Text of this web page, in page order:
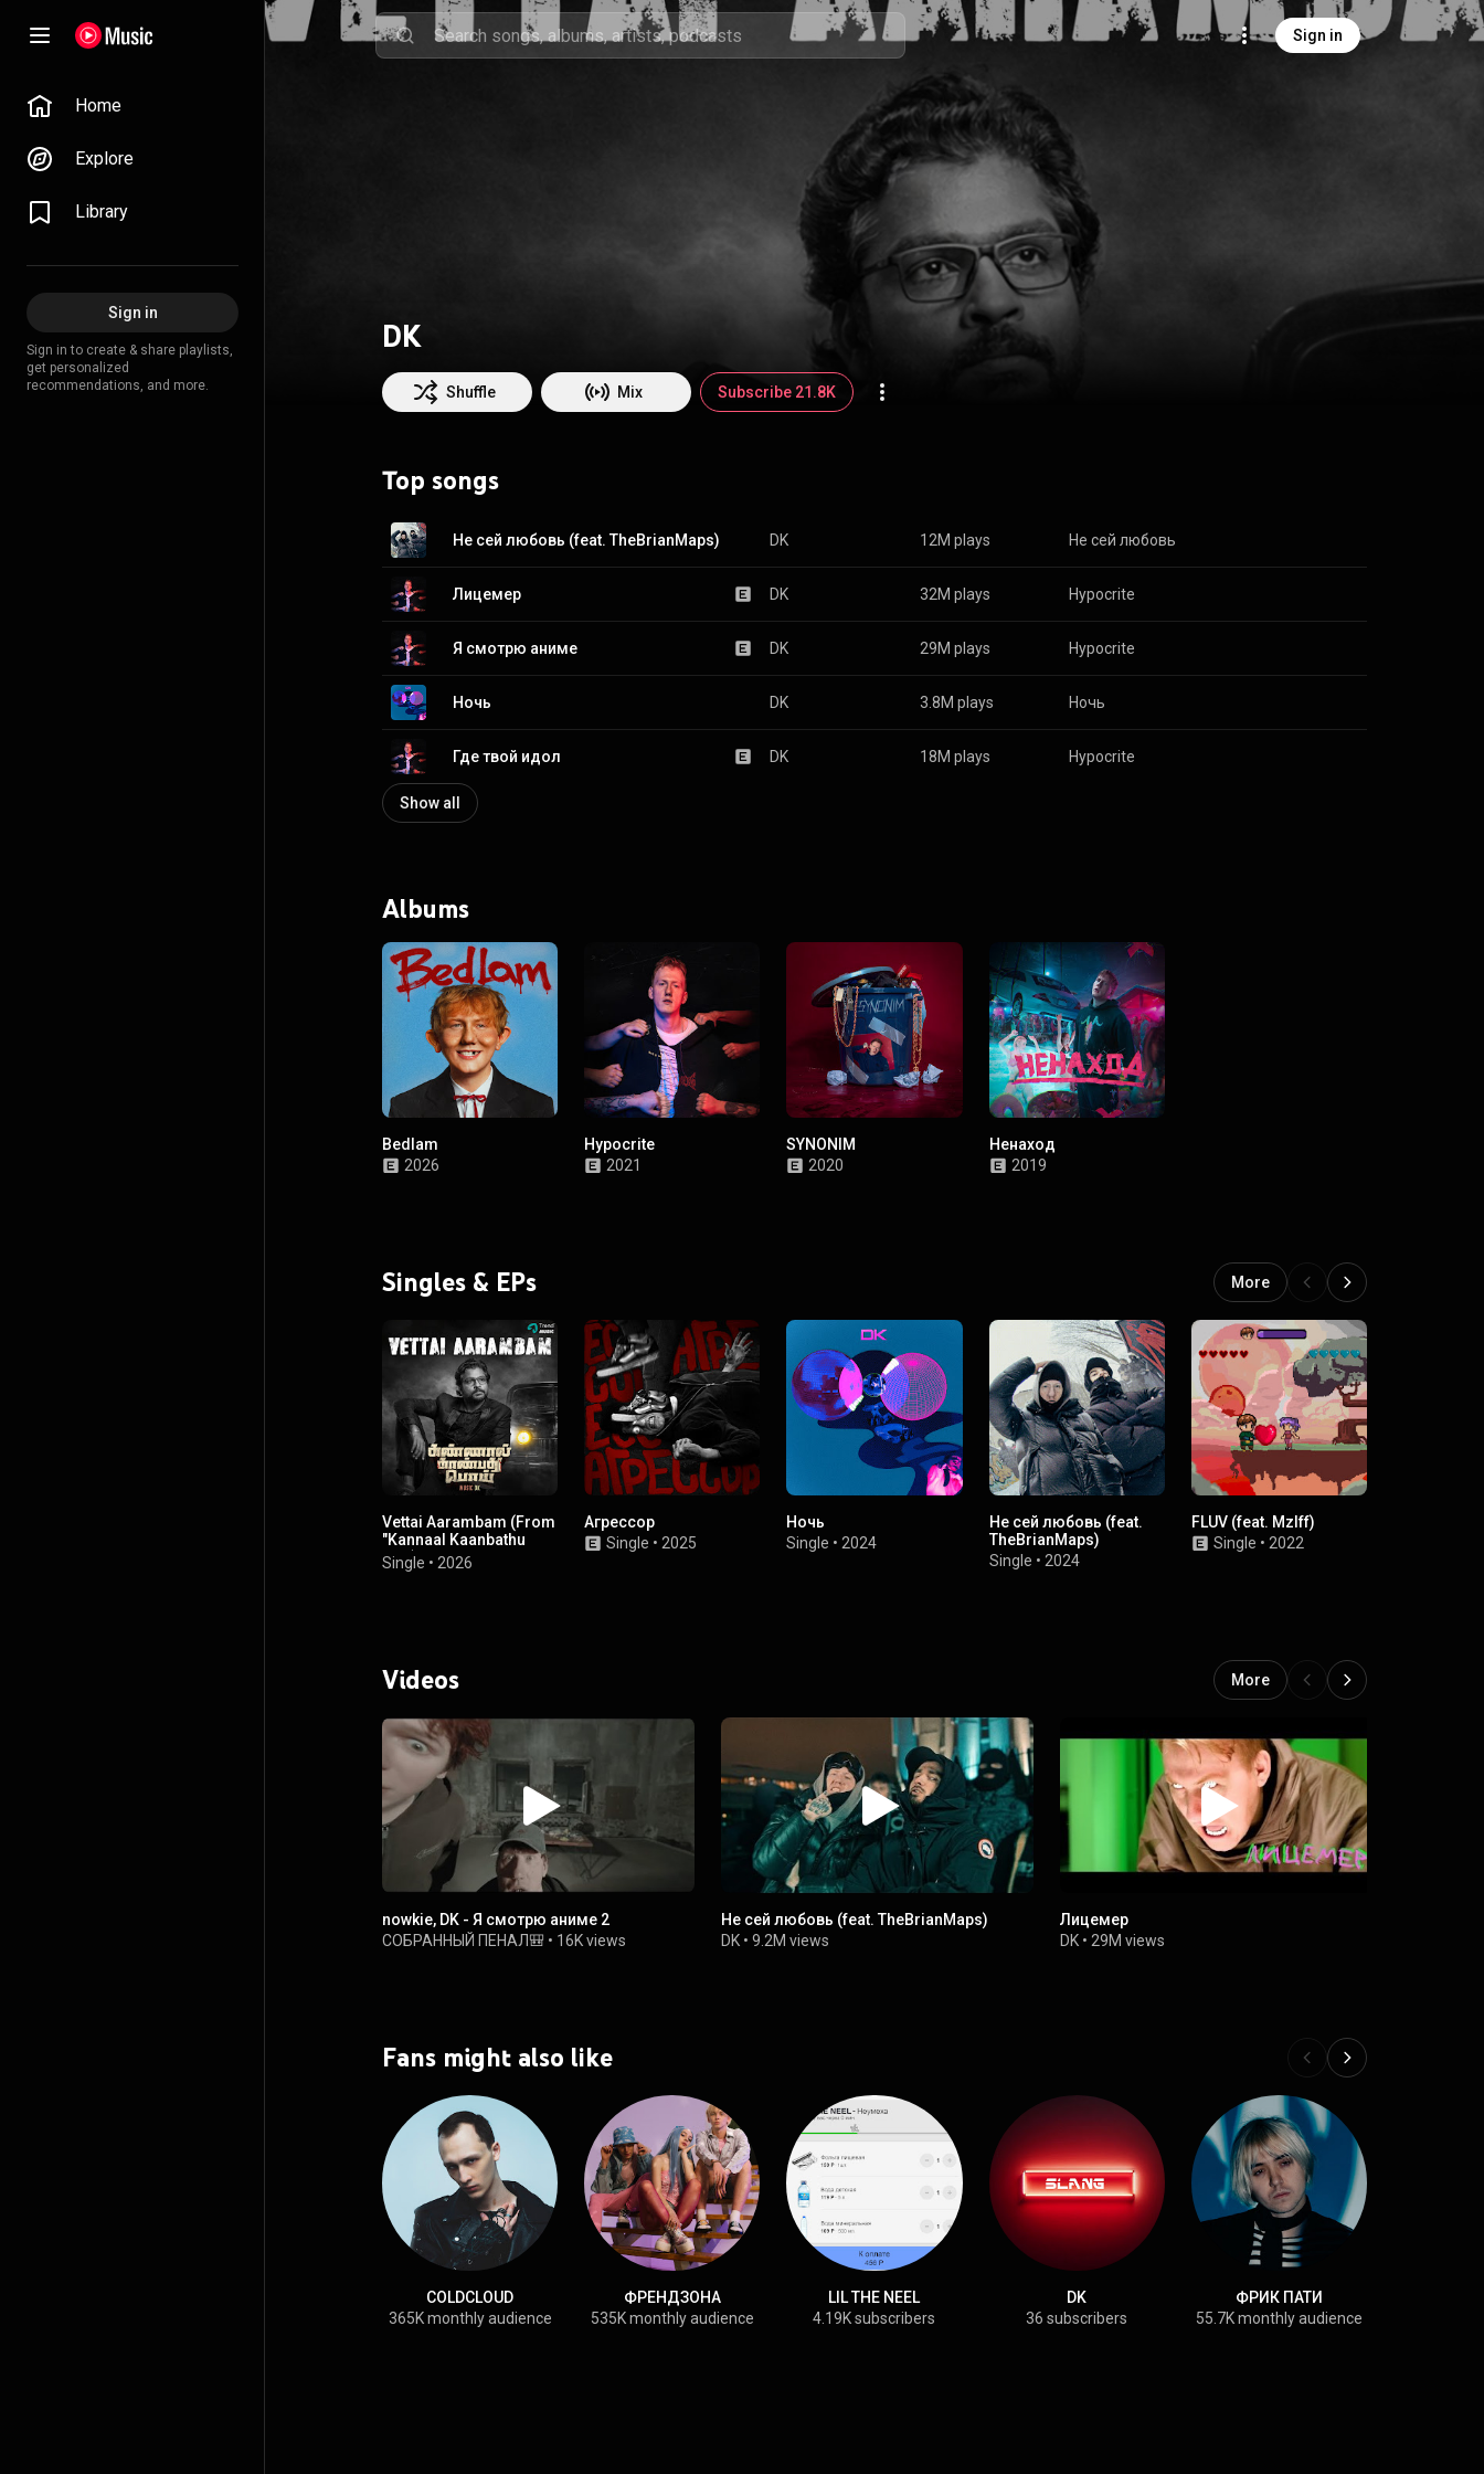
Sign in
Home
Explore
Library
Sign in
Sign in to create & share playlists,
get personalized
recommendations, and more.
DK
Shuffle Mix Subscribe 21.8K
Top songs
Не сей любовь (feat. TheBrianMaps) DK 12M plays Не сей любовь
Лицемер DK 32M plays Hypocrite
Я смотрю аниме DK 29M plays Hypocrite
Ночь DK 3.8M plays Ночь
Где твой идол DK 18M plays Hypocrite
Show all
Albums
Bedlam
2026
Hypocrite
2021
SYNONIM
2020
Ненаход
2019
Singles & EPs More
Vettai Aarambam (From
"Kannaal Kaanbathu
Poi")
Single • 2026
Агрессор
Single •2025
Ночь
Single •2024
Не сей любовь (feat.
TheBrianMaps)
Single • 2024
FLUV (feat. Mzlff)
Single • 2022
Videos More
nowkie, DK - Я смотрю аниме 2
СОБРАННЫЙ ПЕНАЛ🎒 • 16K views
Не сей любовь (feat. TheBrianMaps)
DK •9.2M views
Лицемер
DK • 29M views
Fans might also like
COLDCLOUD
365K monthly audience
ФРЕНДЗОНА
535K monthly audience
LIL THE NEEL
4.19K subscribers
DK
36 subscribers
ФРИК ПАТИ
55.7K monthly audience